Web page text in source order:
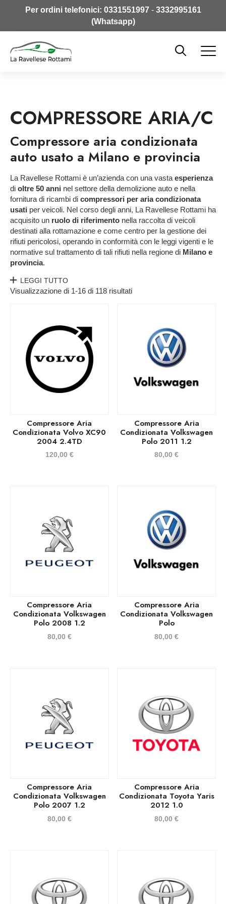
Per ordini telefonici: 0331551997- 3332995161
(Whatsapp)
COMPRESSORE ARIA/C
Compressore aria condizionata
auto usato a Milano e provincia
La Ravellese Rottami è un’azienda con una vasta esperienza
di oltre 50 anni nel settore della demolizione auto e nella
fornitura di ricambi di compressori per aria condizionata
usati per veicoli. Nel corso degli anni, La Ravellese Rottami ha
acquisito un ruolo di riferimento nella raccolta di veicoli
destinati alla rottamazione e come centro per la gestione dei
rifiuti pericolosi, operando in conformità con le leggi vigenti e le
normative sul trattamento di tali rifiuti nella regione di Milano e
provincia.
LEGGI TUTTO
Visualizzazione di 1-16 di 118 risultati
Compressore Aria
Condizionata Volvo XC90
2004 2.4TD
120,00 €
Compressore Aria
Condizionata Volkswagen
Polo 2011 1.2
80,00€
Compressore Aria
Condizionata Volkswagen
Polo 2008 1.2
80,00 €
Compressore Aria
Condizionata Volkswagen
Polo
80,00€
Compressore Aria
Condizionata Volkswagen
Polo 2007 1.2
80,00 €
Compressore Aria
Condizionata Toyota Yaris
2012 1.0
80,00€